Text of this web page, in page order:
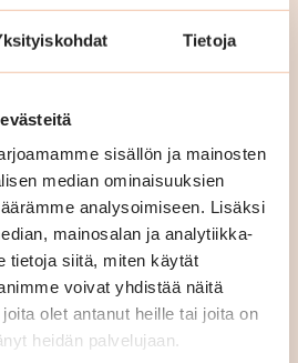
Tietoja
sisällön ja mainosten
median ominaisuuksien
analysoimiseen. Lisäksi
mainosalan ja analytiikka-
tietoja siitä, miten käytät
voivat yhdistää näitä
olet antanut heille tai joita on
heidän palvelujaan.
puhtaus- ja
Keudassa....
Jos